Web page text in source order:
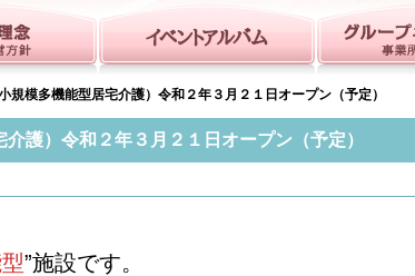
規模多機能型居宅介護）令和２年３月２１日オープン（予定）
護）令和２年３月２１日オープン（予定）
”施設です。